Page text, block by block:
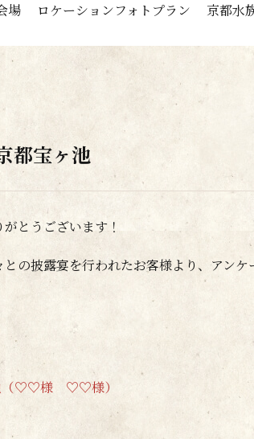
場 ロケーションフォトプラン 京都水
都宝ヶ池
とうございます！
の披露宴を行われたお客様より、アン
（♡♡様 ♡♡様）